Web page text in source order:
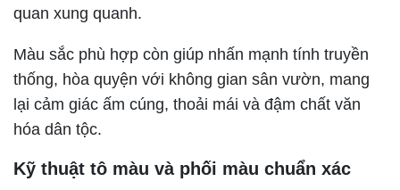
quan xung quanh.
Màu sắc phù hợp còn giúp nhấn mạnh tính truyền
thống, hòa quyện với không gian sân vườn, mang
lại cảm giác ấm cúng, thoải mái và đậm chất văn
hóa dân tộc.
Kỹ thuật tô màu và phối màu chuẩn xác